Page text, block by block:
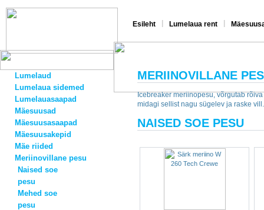
Esileht Lumelaua rent
Lumelaud
Lumelaua sidemed
Lumelauasaapad
Mäesuusad
Mäesuusasaapad
Mäesuusakepid
Mäe riided
Meriinovillane pesu
Naised soe
pesu
Mehed soe
pesu
MERIINOVILLANE
Icebreaker meriinopesu, võrgutab
midagi sellist nagu sügelev ja raske vill.
NAISED SOE PESU